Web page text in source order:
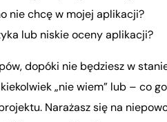
nie chcę w mojej aplikacji?
lub niskie oceny aplikacji?
dopóki nie będziesz w
„nie wiem” lub – co
Narażasz się na